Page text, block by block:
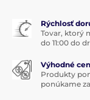
Rýchlosť
Tovar, ktorý
do 11:00 do
Výhodné
Produkty
ponúkame